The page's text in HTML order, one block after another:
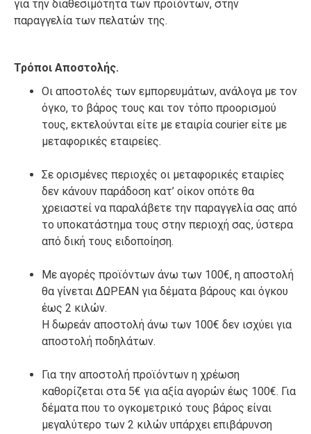
για την διαθεσιμότητα των προϊόντων, στην
παραγγελία των πελατών της.
Τρόποι Αποστολής.
Οι αποστολές των εμπορευμάτων, ανάλογα με τον
όγκο, το βάρος τους και τον τόπο προορισμού
τους, εκτελούνται είτε με εταιρία courier είτε με
μεταφορικές εταιρείες.
Σε ορισμένες περιοχές οι μεταφορικές εταιρίες
δεν κάνουν παράδοση κατ’ οίκον οπότε θα
χρειαστεί να παραλάβετε την παραγγελία σας από
το υποκατάστημα τους στην περιοχή σας, ύστερα
από δική τους ειδοποίηση.
Με αγορές προϊόντων άνω των 100€, η αποστολή
θα γίνεται ΔΩΡΕΑΝ για δέματα βάρους και όγκου
έως 2 κιλών.
Η δωρεάν αποστολή άνω των 100€ δεν ισχύει για
αποστολή ποδηλάτων.
Για την αποστολή προϊόντων η χρέωση
καθορίζεται στα 5€ για αξία αγορών έως 100€. Για
δέματα που το ογκομετρικό τους βάρος είναι
μεγαλύτερο των 2 κιλών υπάρχει επιβάρυνση